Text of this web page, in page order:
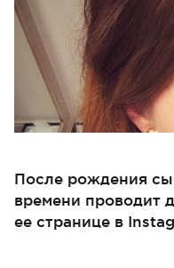
После рождения
времени проводит
ее странице в